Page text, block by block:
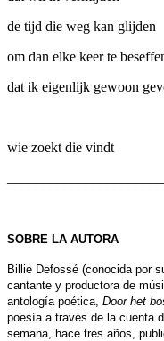
de tijd die weg kan glijden
om dan elke keer te
dat ik eigenlijk gewoon
wie zoekt die vindt
SOBRE LA AUTORA
Billie Defossé (conocida por
cantante y productora de
antología poética, Door het
poesía a través de la cuenta
semana, hace tres años,